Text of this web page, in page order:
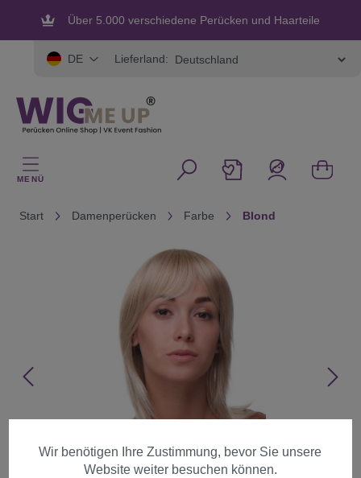
springenÜber 5.000 verschiedene Perücken und Haarteile
Flexible und sichere Zahlung
DE Lieferland:
MENÜ
Start Damenperücken Farbe Blond
Wir benötigen Ihre Zustimmung, bevor Sie unsere
Website weiter besuchen können.